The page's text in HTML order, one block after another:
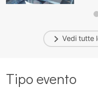
Vedi tutte
Tipo evento